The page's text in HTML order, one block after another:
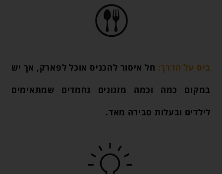
ביס על הדרך: חל איסור להכניס אוכל לפארק, אך יש
במקום כמה וכמה מזנונים נחמדים שמתאימים
לילדים ובעלות סבירה מאד.